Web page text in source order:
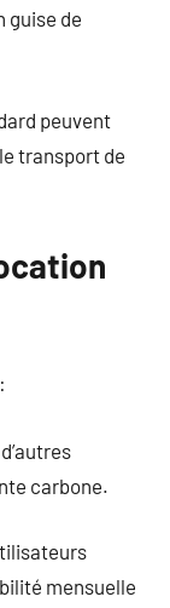
guise de
peuvent
transport de
carbone.
mensuelle